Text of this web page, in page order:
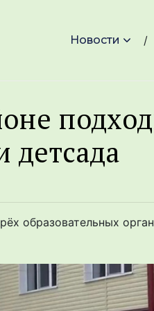
Новости
детсада
образовательных